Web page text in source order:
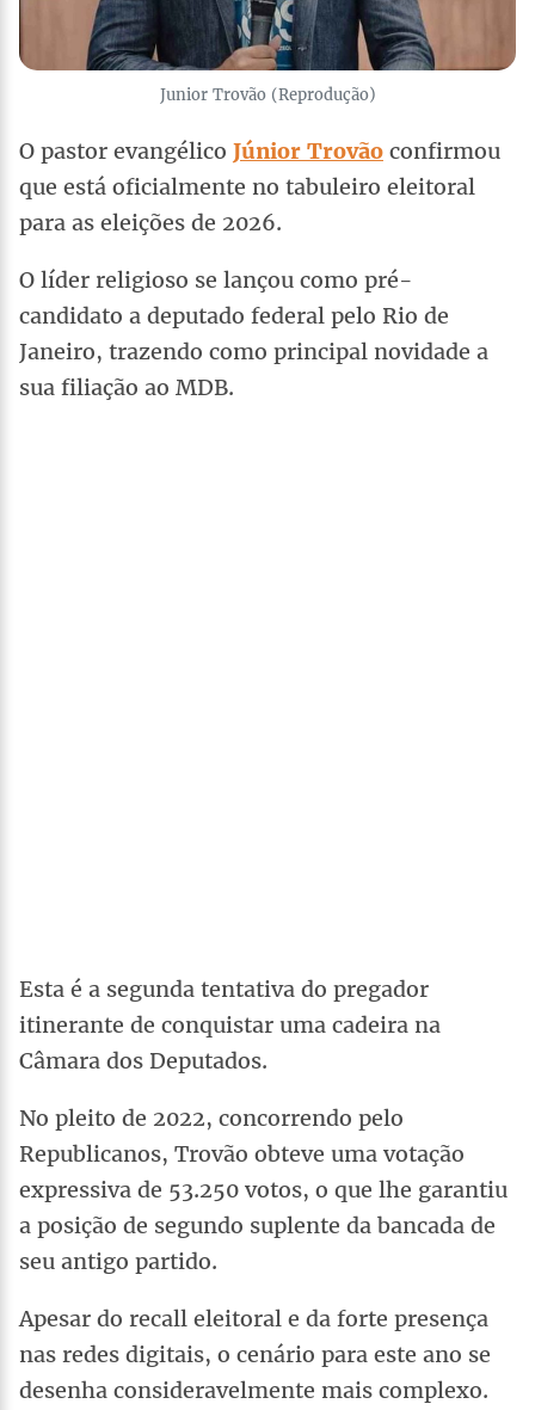
Junior Trovão (Reprodução)
O pastor evangélico Júnior Trovão confirmou
que está oficialmente no tabuleiro eleitoral
para as eleições de 2026.
O líder religioso se lançou como pré-
candidato a deputado federal pelo Rio de
Janeiro, trazendo como principal novidade a
sua filiação ao MDB.
Esta é a segunda tentativa do pregador
itinerante de conquistar uma cadeira na
Câmara dos Deputados.
No pleito de 2022, concorrendo pelo
Republicanos, Trovão obteve uma votação
expressiva de 53.250 votos, o que lhe garantiu
a posição de segundo suplente da bancada de
seu antigo partido.
Apesar do recall eleitoral e da forte presença
nas redes digitais, o cenário para este ano se
desenha consideravelmente mais complexo.